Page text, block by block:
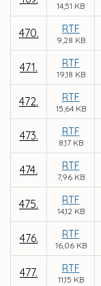
14,51 KB
470. RTF
9,28 KB
471. RTF
19,18 KB
472. RTF
15,64 KB
473. RTF
8,17 KB
474. RTF
7,96 KB
475. RTF
14,12 KB
476. RTF
16,06 KB
477. RTF
11,15 KB